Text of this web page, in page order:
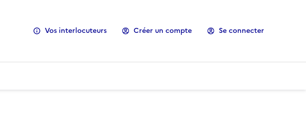
Vos interlocuteurs Créer un compte Se connecter